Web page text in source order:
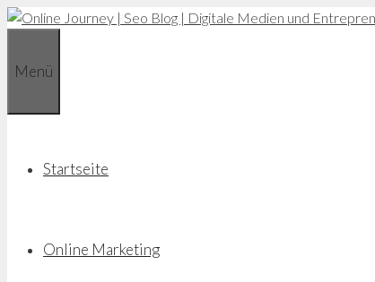
Zum
Menü
Startseite
Online Marketing